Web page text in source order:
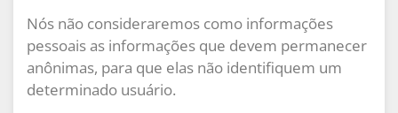
Nós não consideraremos como informações
pessoais as informações que devem permanecer
anônimas, para que elas não identifiquem um
determinado usuário.